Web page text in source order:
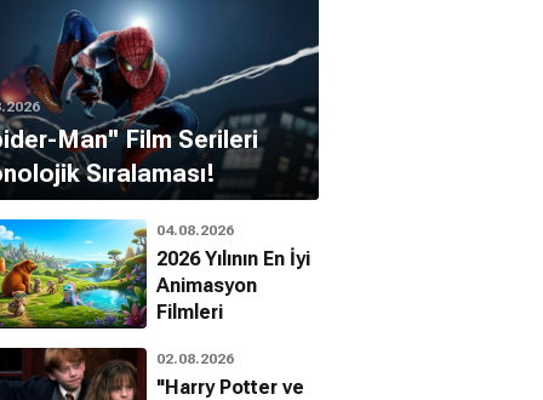
Man'' Film Serileri
Sıralaması!
04.08.2026
2026 Yılının En İyi
Animasyon
Filmleri
02.08.2026
"Harry Potter ve